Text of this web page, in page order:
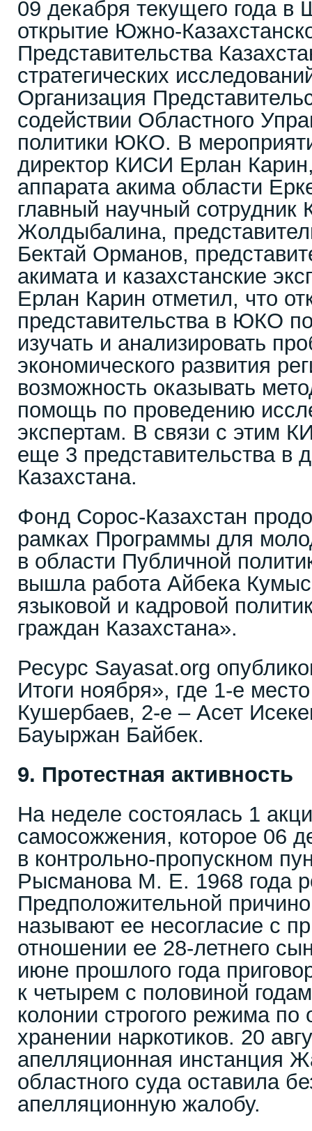
09 декабря текущего года в
открытие Южно-
Представительства
стратегических
Организация
содействии Областного
политики ЮКО. В
директор КИСИ Ерлан
аппарата акима области
главный научный
Жолдыбалина,
Бектай Орманов,
акимата и казахстанские
Ерлан Карин отметил, что
представительства в ЮКО
изучать и анализировать
экономического развития
возможность оказывать
помощь по проведению
экспертам. В связи с этим
еще 3 представительства в
Казахстана.
Фонд Сорос-Казахстан
рамках Программы для
в области Публичной
вышла работа Айбека
языковой и кадровой
граждан Казахстана».
Ресурс Sayasat.org
Итоги ноября», где 1-е
Кушербаев, 2-е – Асет
Бауыржан Байбек.
9. Протестная активность
На неделе состоялась 1
самосожжения, которое 06
в контрольно-пропускном
Рысманова М. Е. 1968 года
Предположительной
называют ее несогласие с
отношении ее 28-летнего
июне прошлого года
к четырем с половиной
колонии строгого режима
хранении наркотиков. 20
апелляционная инстанция
областного суда оставила
апелляционную жалобу.